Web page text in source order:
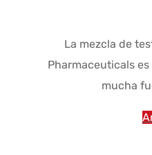
La mezcla de
Pharmaceuticals
mucha